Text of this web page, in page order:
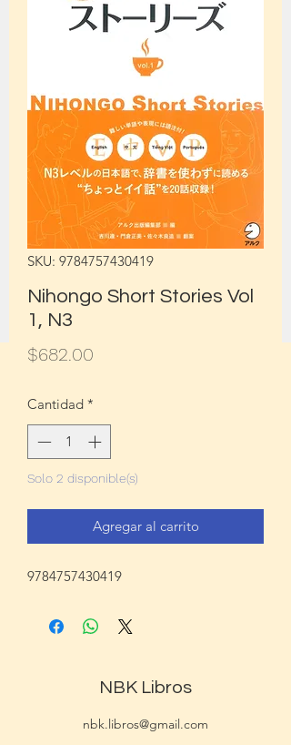
SKU: 9784757430419
Nihongo Short Stories Vol
1, N3
$682.00
Cantidad *
Solo 2 disponible(s)
Agregar al carrito
9784757430419
NBK Libros
nbk.libros@gmail.com